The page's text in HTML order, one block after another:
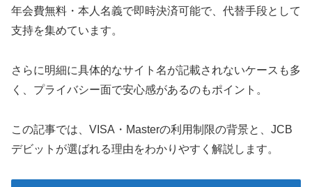
年会費無料・本人名義で即時決済可能で、代替手段として
支持を集めています。
さらに明細に具体的なサイト名が記載されないケースも多
く、プライバシー面で安心感があるのもポイント。
この記事では、VISA・Masterの利用制限の背景と、JCB
デビットが選ばれる理由をわかりやすく解説します。